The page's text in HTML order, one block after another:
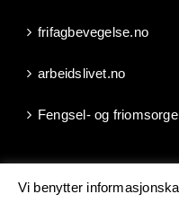
frifagbevegelse.no
arbeidslivet.no
Fengsel- og
Vi benytter